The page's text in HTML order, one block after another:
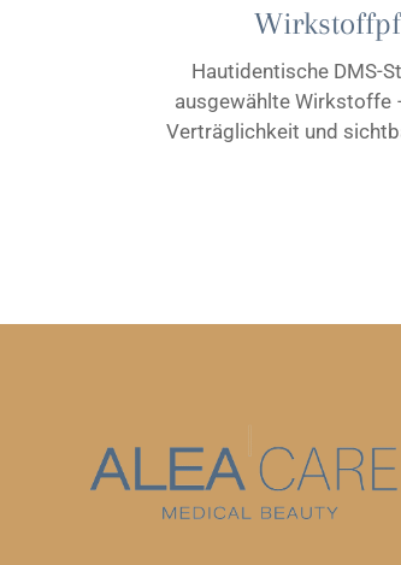
Hautidentische DMS-
ausgewählte Wirkstoffe
Verträglichkeit und